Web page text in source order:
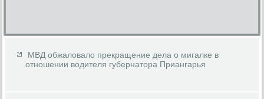
МВД обжаловало прекращение дела о мигалке в
отношении водителя губернатора Приангарья